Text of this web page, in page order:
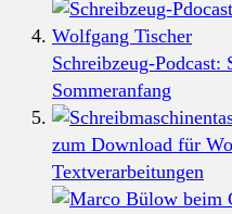
Schreibzeug-
Sommeranfang
zum Download für
Textverarbeitungen